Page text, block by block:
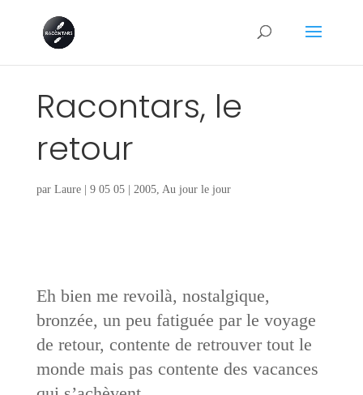
Racontars, le
retour
par Laure| 9 05 05| 2005, Au jour le jour
Eh bien me revoilà, nostalgique,
bronzée, un peu fatiguée par le voyage
de retour, contente de retrouver tout le
monde mais pas contente des vacances